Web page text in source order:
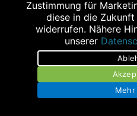
Zustimmung für
diese in die
widerrufen. Nähere
unserer
Mehr